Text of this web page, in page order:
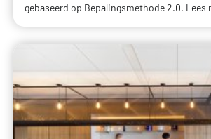
gebaseerd op Bepalingsmethode 2.0. Lees